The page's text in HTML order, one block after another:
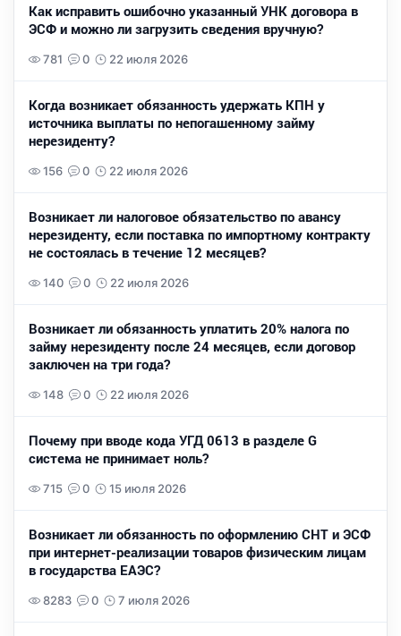
Как исправить ошибочно указанный УНК договора в
ЭСФ и можно ли загрузить сведения вручную?
781 0 22 июля 2026
Когда возникает обязанность удержать КПН у
источника выплаты по непогашенному займу
нерезиденту?
156 0 22 июля 2026
Возникает ли налоговое обязательство по авансу
нерезиденту, если поставка по импортному контракту
не состоялась в течение 12 месяцев?
140 0 22 июля 2026
Возникает ли обязанность уплатить 20% налога по
займу нерезиденту после 24 месяцев, если договор
заключен на три года?
148 0 22 июля 2026
Почему при вводе кода УГД 0613 в разделе G
система не принимает ноль?
715 0 15 июля 2026
Возникает ли обязанность по оформлению СНТ и ЭСФ
при интернет-реализации товаров физическим лицам
в государства ЕАЭС?
8283 0 7 июля 2026